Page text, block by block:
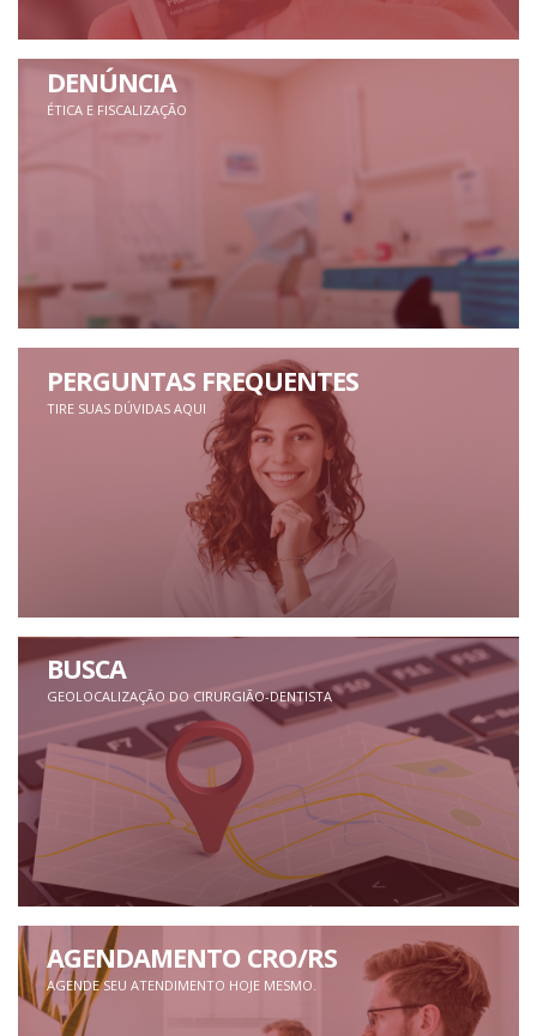
DENÚNCIA
ÉTICA E FISCALIZAÇÃO
PERGUNTAS FREQUENTES
TIRE SUAS DÚVIDAS AQUI
BUSCA
GEOLOCALIZAÇÃO DO CIRURGIÃO-DENTISTA
AGENDAMENTO CRO/RS
AGENDE SEU ATENDIMENTO HOJE MESMO.